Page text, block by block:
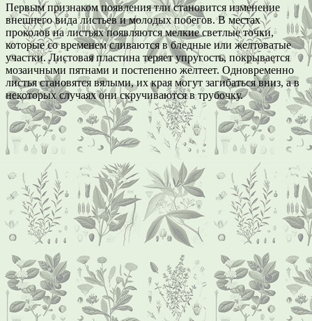
Первым признаком появления тли становится изменение
внешнего вида листьев и молодых побегов. В местах
проколов на листьях появляются мелкие светлые точки,
которые со временем сливаются в бледные или желтоватые
участки. Листовая пластина теряет упругость, покрывается
мозаичными пятнами и постепенно желтеет. Одновременно
листья становятся вялыми, их края могут загибаться вниз, а в
некоторых случаях они скручиваются в трубочку.